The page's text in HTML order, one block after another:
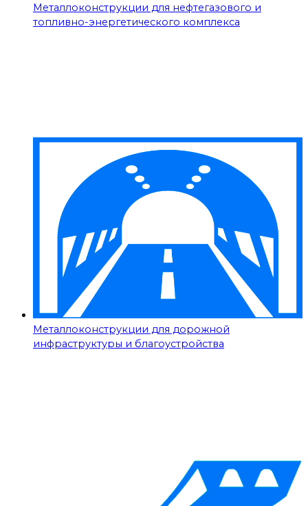
Металлоконструкции для нефтегазового и
топливно-энергетического комплекса
Металлоконструкции для дорожной
инфраструктуры и благоустройства